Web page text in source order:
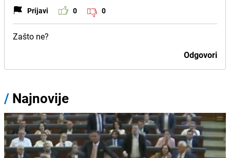
Prijavi 0 0
Zašto ne?
Odgovori
/ Najnovije